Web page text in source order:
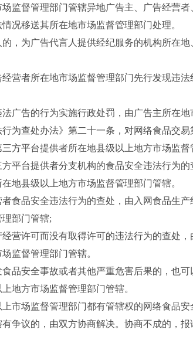
督管理部门管辖异地广告主、广告经营者
况移送其所在地市场监督管理部门处理。
为广告代言人提供经纪服务的机构所在地
者所在地市场监督管理部门先行发现违法
告的行为实施行政处罚，由广告主所在地
查处办法》第二十一条，对网络食品交易
方平台提供者所在地县级以上地方市场监督
台提供者分支机构的食品安全违法行为的
地县级以上地方市场监督管理部门管辖。
品安全违法行为的查处，由入网食品生产
部门管辖;
许可而没有取得许可的违法行为的查处，
监督管理部门管辖。
安全事故或者其他严重危害后果的，也可
地方市场监督管理部门管辖。
场监督管理部门都有管辖权的网络食品安
争议的，由双方协商解决。协商不成的，